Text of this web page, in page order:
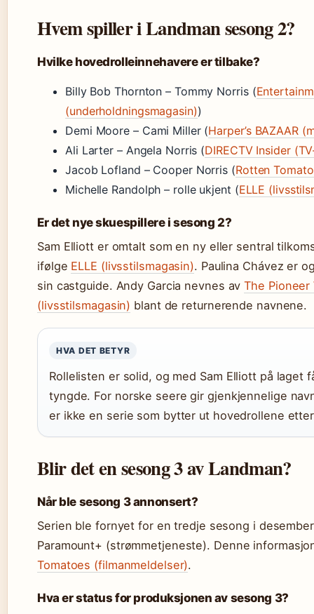
Hvem spiller i Landman sesong 2?
Hvilke hovedrolleinnehavere er tilbake?
Billy Bob Thornton – Tommy Norris (
(underholdningsmagasin))
Demi Moore – Cami Miller (Harper’s BAZAAR
Ali Larter – Angela Norris (DIRECTV Insider
Jacob Lofland – Cooper Norris (Rotten
Michelle Randolph – rolle ukjent (ELLE
Er det nye skuespillere i sesong 2?
Sam Elliott er omtalt som en ny eller sentral
ifølge ELLE (livsstilsmagasin). Paulina Chávez er
sin castguide. Andy Garcia nevnes avThe Pioneer
(livsstilsmagasin) blant de returnerende navnene.
HVA DET BETYR
Rollelisten er solid, og med Sam Elliott på laget
tyngde. For norske seere gir gjenkjennelige
er ikke en serie som bytter ut hovedrollene
Blir det en sesong 3 av Landman?
Når ble sesong 3 annonsert?
Serien ble fornyet for en tredje sesong i
Paramount+ (strømmetjeneste). Denne
Tomatoes (filmanmeldelser).
Hva er status for produksjonen av sesong 3?